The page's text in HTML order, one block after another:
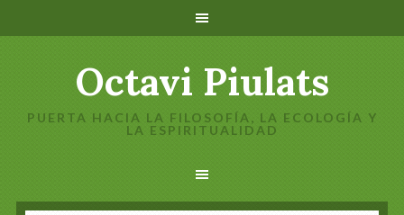
Octavi Piulats
PUERTA HACIA LA FILOSOFÍA, LA ECOLOGÍA Y
LA ESPIRITUALIDAD